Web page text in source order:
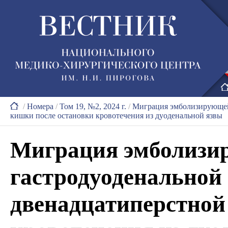
/Номера /Том 19, №2, 2024 г. /Миграция
кишки после остановки кровотечения из дуоденальной язвы
Миграция